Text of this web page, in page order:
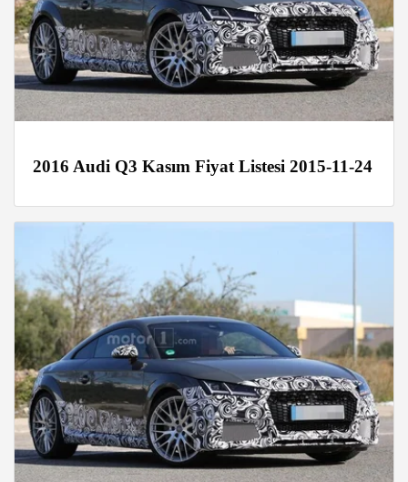
2016 Audi Q3 Kasım Fiyat Listesi 2015-11-24